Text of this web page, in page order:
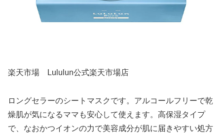
楽天市場 Lululun公式楽天市場店
ロングセラーのシートマスクです。アルコールフリーで乾
燥肌が気になるママも安心して使えます。高保湿タイプ
で、なおかつイオンの力で美容成分が肌に届きやすい処方